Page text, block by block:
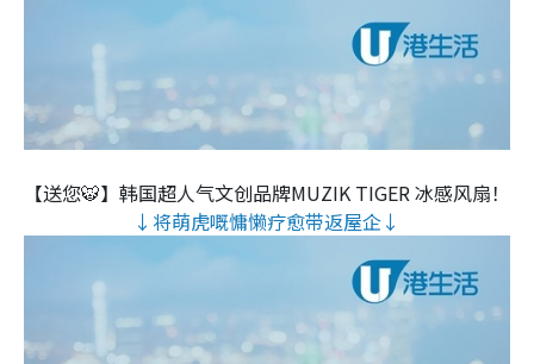
【送您🐯】韩国超人气文创品牌MUZIK TIGER 冰感风扇！
↓将萌虎嘅慵懒疗愈带返屋企↓